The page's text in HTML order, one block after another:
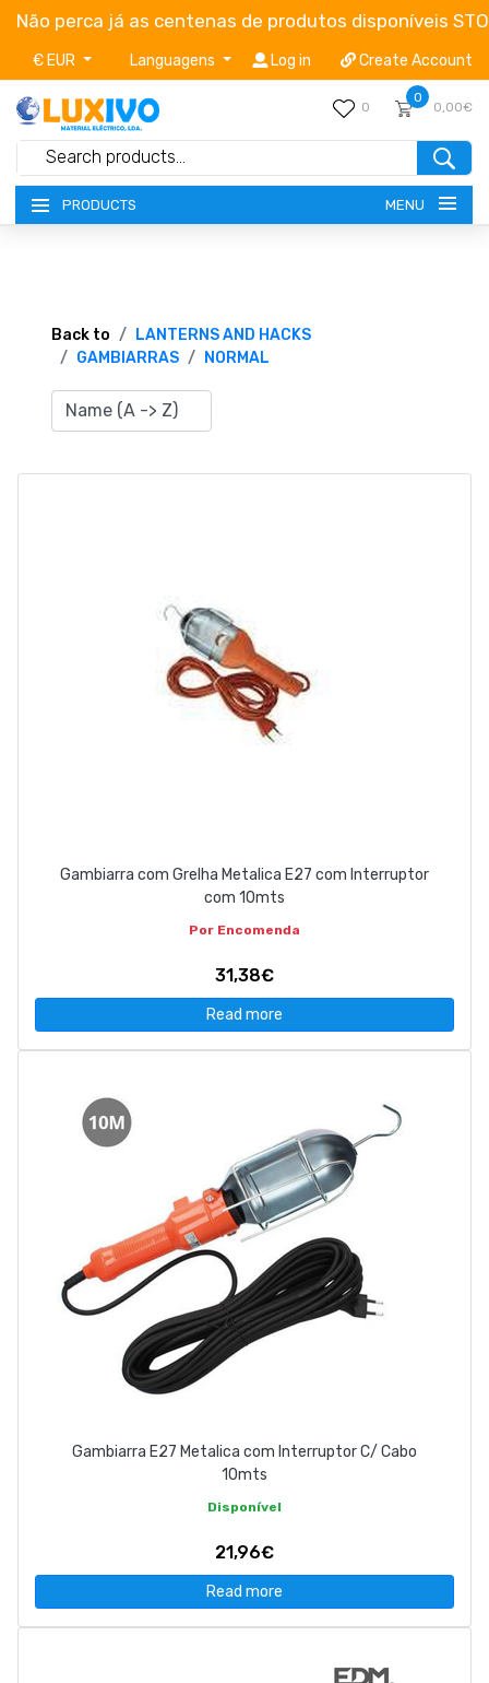
Não perca já as centenas de produtos disponíveis
€ EUR Languagens Log in Create Account
0
0
0,00€
PRODUCTS MENU
TERMS OF SERVICE
geral@luxivo.pt
Back to
LANTERNS AND HACKS
GAMBIARRAS
NORMAL
Gambiarra com Grelha Metalica E27 com Interruptor
com 10mts
Por Encomenda
31,38€
Read more
Gambiarra E27 Metalica com Interruptor C/ Cabo
10mts
Disponível
21,96€
Read more